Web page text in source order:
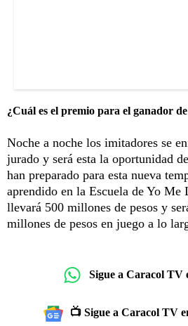
¿Cuál es el premio para el ganador
Noche a noche los imitadores se
jurado y será esta la oportunidad
han preparado para esta nueva
aprendido en la Escuela de Yo Me
llevará 500 millones de pesos y
millones de pesos en juego a lo
Sigue a Caracol TV
📺 Sigue a Caracol TV